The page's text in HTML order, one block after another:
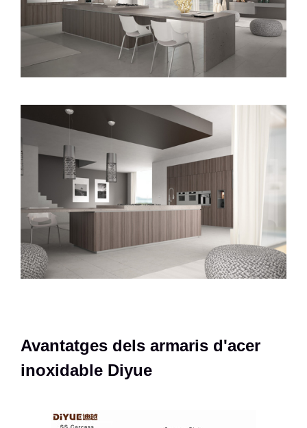
Avantatges dels armaris d'acer
inoxidable Diyue